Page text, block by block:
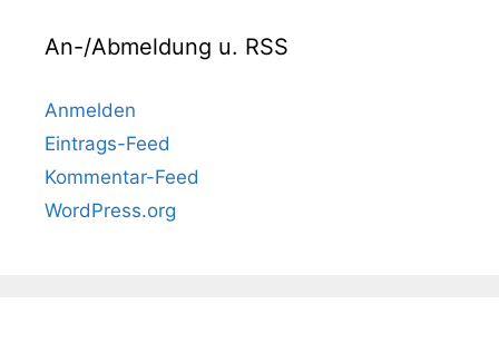
An-/Abmeldung u. RSS
Anmelden
Eintrags-Feed
Kommentar-Feed
WordPress.org